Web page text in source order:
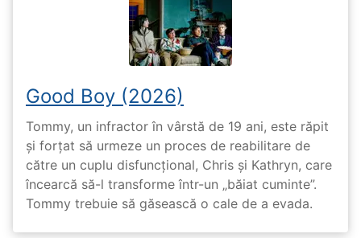
Good Boy (2026)
Tommy, un infractor în vârstă de 19 ani, este răpit
și forțat să urmeze un proces de reabilitare de
către un cuplu disfuncțional, Chris și Kathryn, care
încearcă să-l transforme într-un „băiat cuminte”.
Tommy trebuie să găsească o cale de a evada.